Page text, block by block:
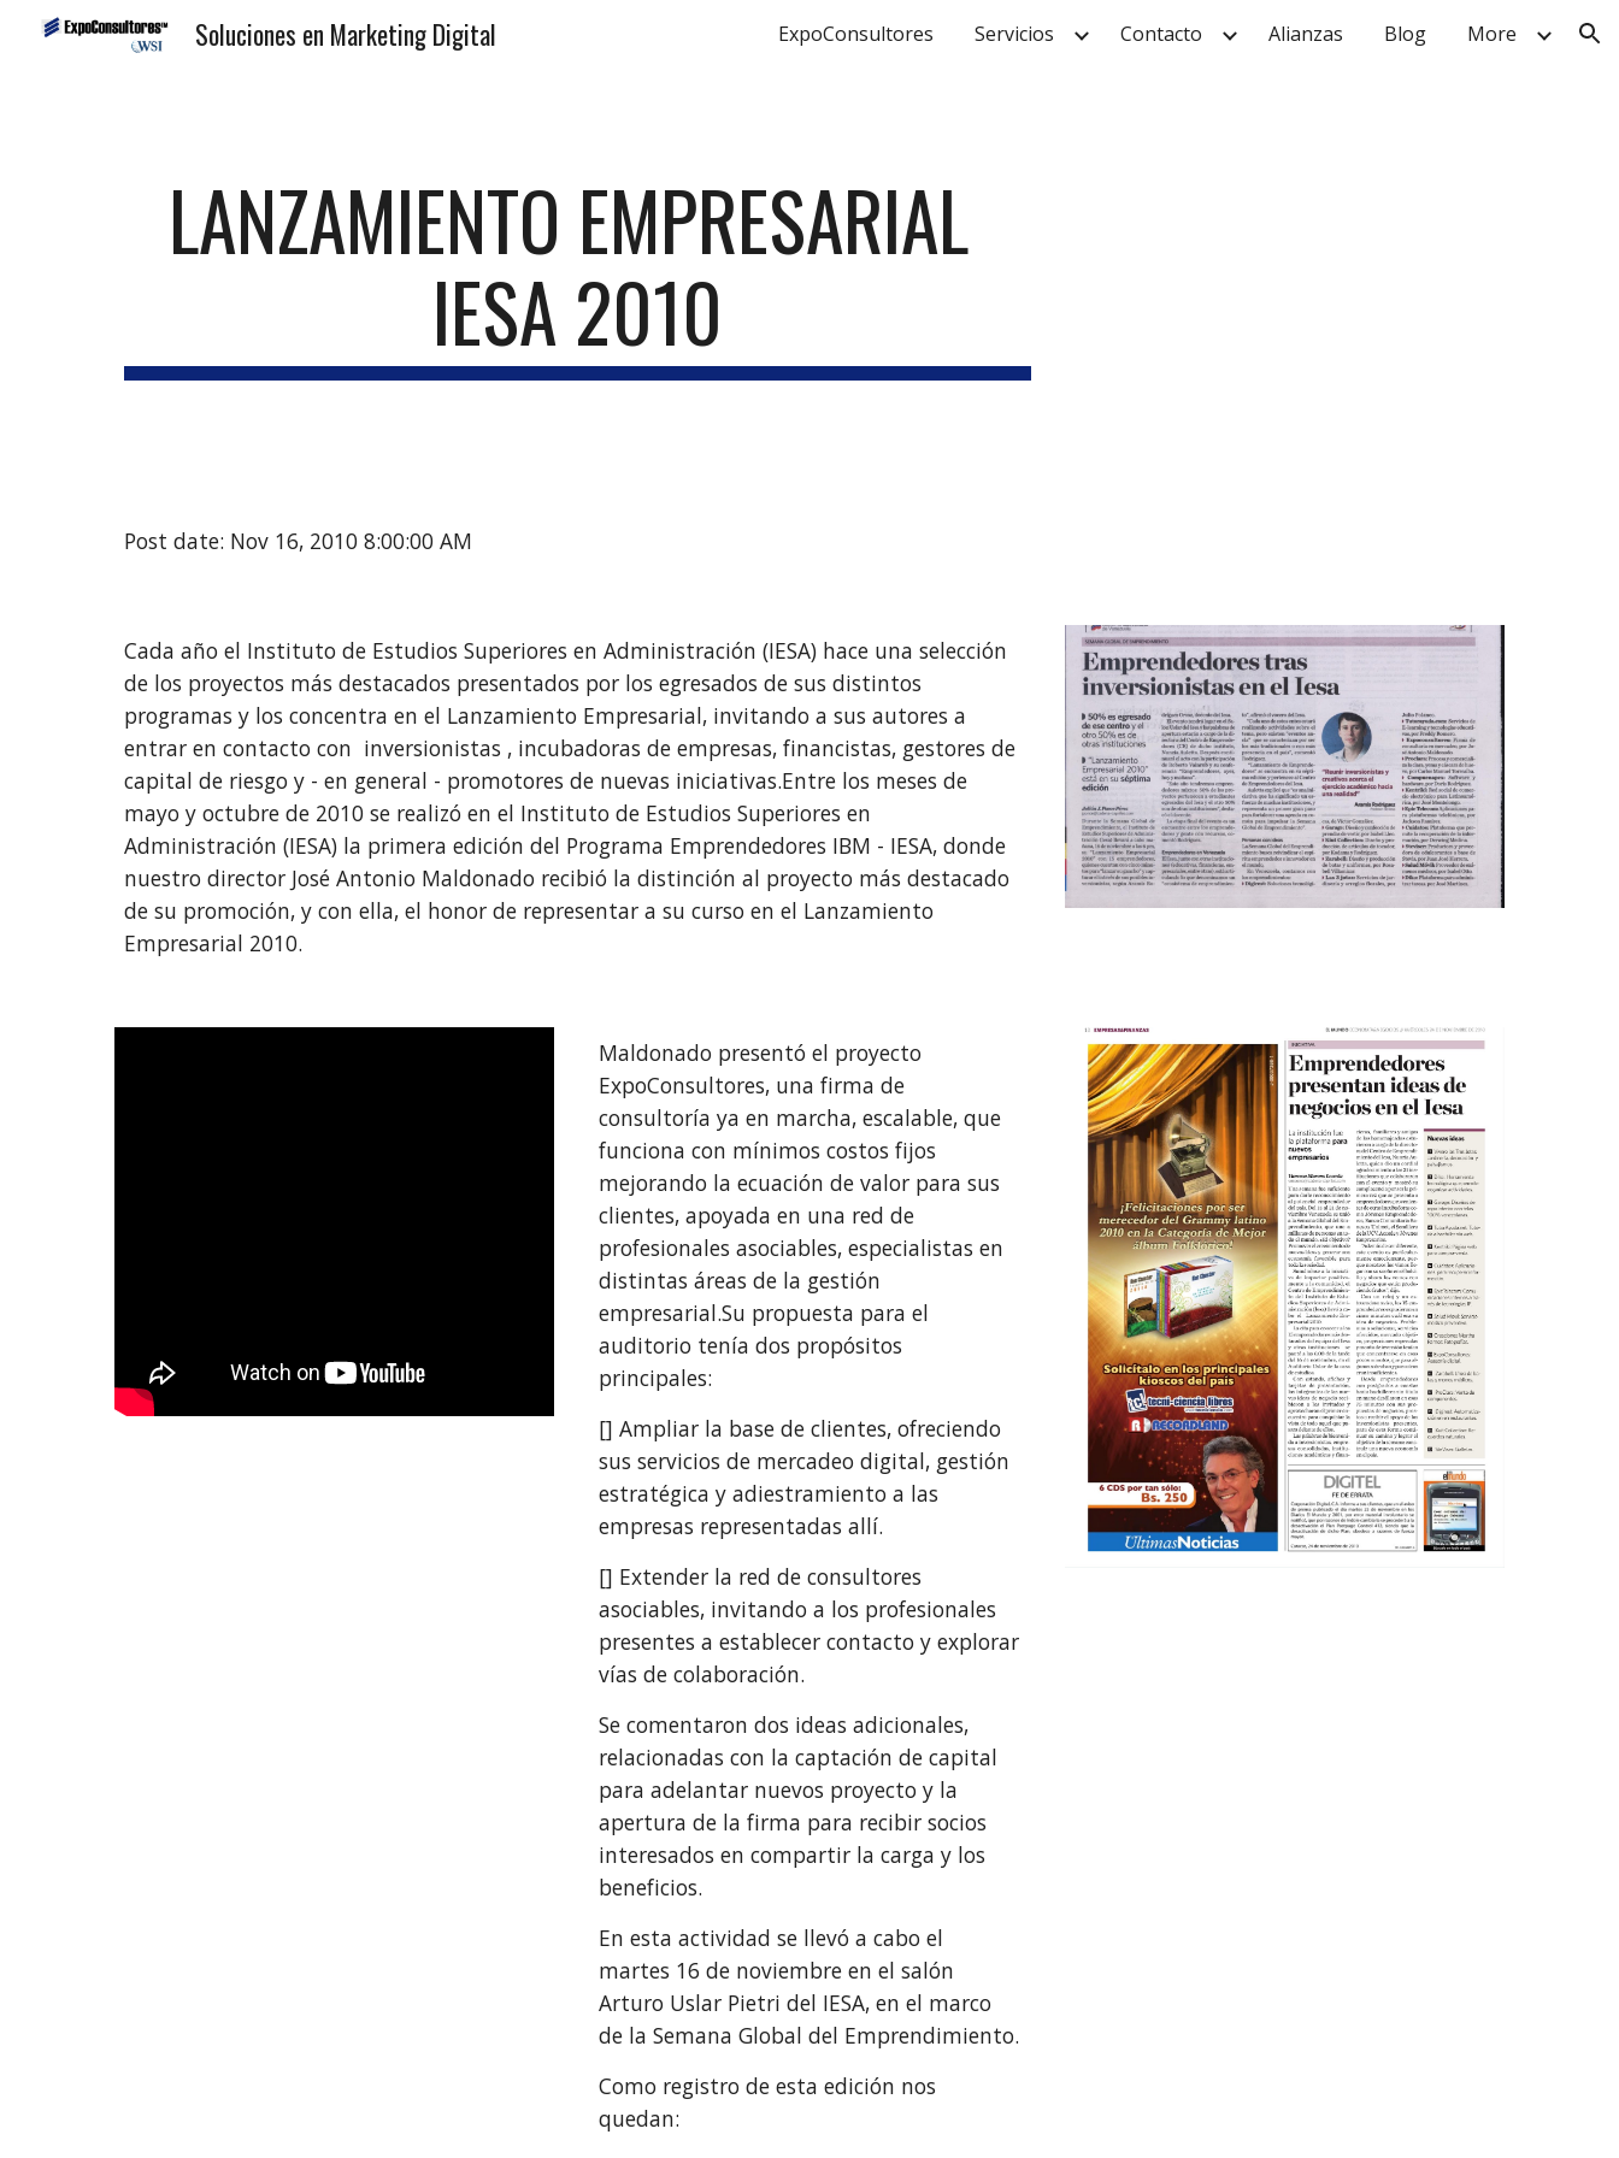
Skip to navigation
Soluciones en Marketing Digital ExpoConsultores Servicios Contacto Alianzas Blog More
LANZAMIENTO EMPRESARIAL
IESA 2010
Post date: Nov 16, 2010 8:00:00 AM
Cada año el Instituto de Estudios Superiores en Administración (IESA) hace una selección
de los proyectos más destacados presentados por los egresados de sus distintos
programas y los concentra en el Lanzamiento Empresarial, invitando a sus autores a
entrar en contacto con  inversionistas , incubadoras de empresas, financistas, gestores de
capital de riesgo y - en general - promotores de nuevas iniciativas.Entre los meses de
mayo y octubre de 2010 se realizó en el Instituto de Estudios Superiores en
Administración (IESA) la primera edición del Programa Emprendedores IBM - IESA, donde
nuestro director José Antonio Maldonado recibió la distinción al proyecto más destacado
de su promoción, y con ella, el honor de representar a su curso en el Lanzamiento
Empresarial 2010.
Maldonado presentó el proyecto
ExpoConsultores, una firma de
consultoría ya en marcha, escalable, que
funciona con mínimos costos fijos
mejorando la ecuación de valor para sus
clientes, apoyada en una red de
profesionales asociables, especialistas en
distintas áreas de la gestión
empresarial.Su propuesta para el
auditorio tenía dos propósitos
principales:
[] Ampliar la base de clientes, ofreciendo
sus servicios de mercadeo digital, gestión
estratégica y adiestramiento a las
empresas representadas allí.
[] Extender la red de consultores
asociables, invitando a los profesionales
presentes a establecer contacto y explorar
vías de colaboración.
Se comentaron dos ideas adicionales,
relacionadas con la captación de capital
para adelantar nuevos proyecto y la
apertura de la firma para recibir socios
interesados en compartir la carga y los
beneficios.
En esta actividad se llevó a cabo el
martes 16 de noviembre en el salón
Arturo Uslar Pietri del IESA, en el marco
de la Semana Global del Emprendimiento.
Como registro de esta edición nos
quedan: